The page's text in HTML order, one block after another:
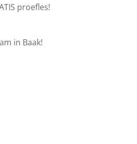
proefles!
in Baak!